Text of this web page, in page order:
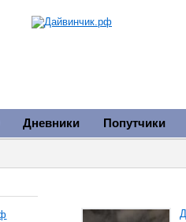
Дневники Попутчики